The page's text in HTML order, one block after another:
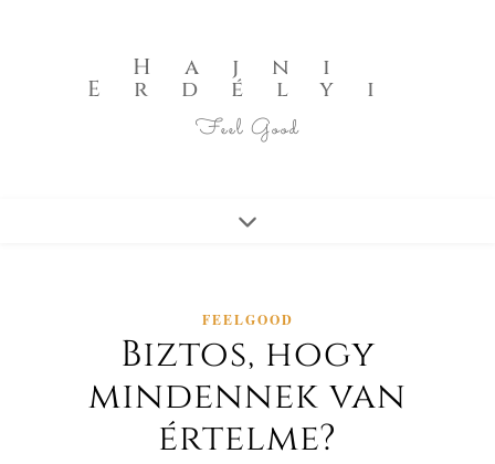
Hajni
Erdélyi
Feel Good
FEELGOOD
Biztos, hogy
mindennek van
értelme?